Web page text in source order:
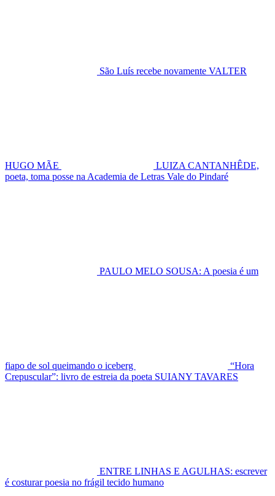
São Luís recebe novamente VALTER
HUGO MÃE
LUIZA CANTANHÊDE,
poeta, toma posse na Academia de Letras Vale do Pindaré
PAULO MELO SOUSA: A poesia é um
fiapo de sol queimando o iceberg
“Hora
Crepuscular”: livro de estreia da poeta SUIANY TAVARES
ENTRE LINHAS E AGULHAS: escrever
é costurar poesia no frágil tecido humano